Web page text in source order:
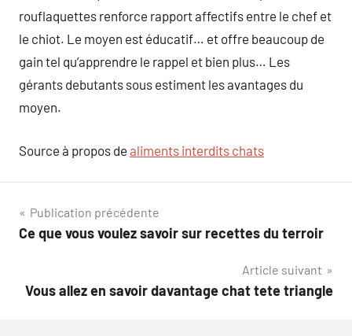
rouflaquettes renforce rapport affectifs entre le chef et
le chiot. Le moyen est éducatif… et offre beaucoup de
gain tel qu’apprendre le rappel et bien plus… Les
gérants debutants sous estiment les avantages du
moyen.
Source à propos de aliments interdits chats
Navigation
de
Publication précédente
Ce que vous voulez savoir sur recettes du terroir
Article suivant
Vous allez en savoir davantage chat tete triangle